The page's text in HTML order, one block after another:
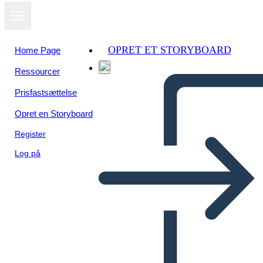
Home Page
Ressourcer
Prisfastsættelse
Opret en Storyboard
Register
Log på
OPRET ET STORYBOARD